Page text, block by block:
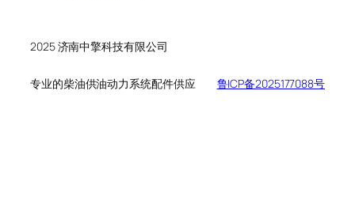
品
2025 济南中擎科技有限公司
专业的柴油供油动力系统配件供应 鲁ICP备2025177088号